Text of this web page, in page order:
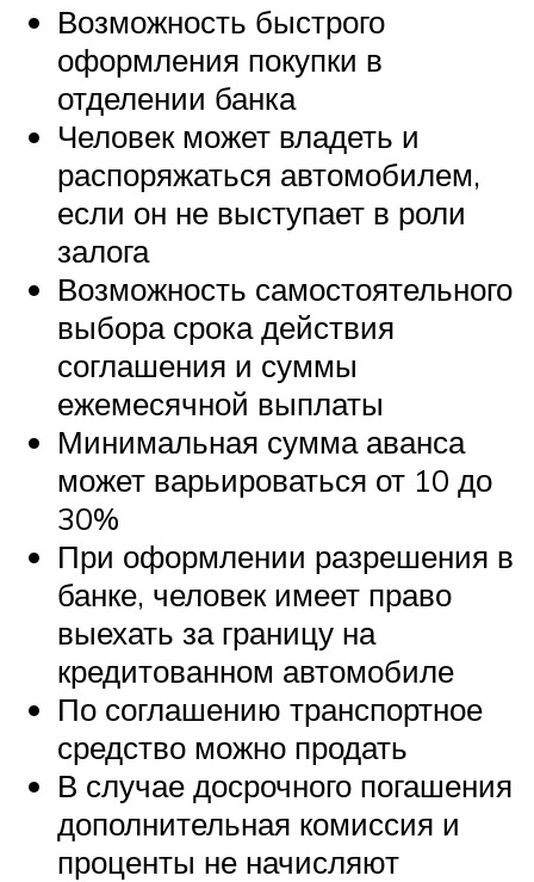
Возможность быстрого
оформления покупки в
отделении банка
Человек может владеть и
распоряжаться автомобилем,
если он не выступает в роли
залога
Возможность самостоятельного
выбора срока действия
соглашения и суммы
ежемесячной выплаты
Минимальная сумма аванса
может варьироваться от 10 до
30%
При оформлении разрешения в
банке, человек имеет право
выехать за границу на
кредитованном автомобиле
По соглашению транспортное
средство можно продать
В случае досрочного погашения
дополнительная комиссия и
проценты не начисляют